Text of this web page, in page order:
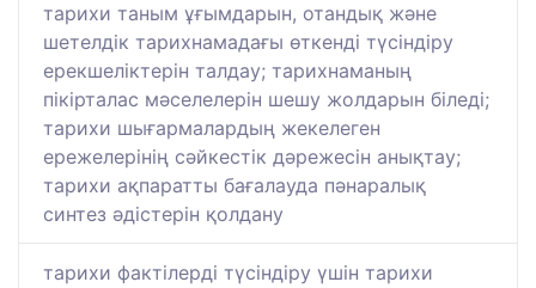
тарихи таным ұғымдарын, отандық және
шетелдік тарихнамадағы өткенді түсіндіру
ерекшеліктерін талдау; тарихнаманың
пікірталас мәселелерін шешу жолдарын біледі;
тарихи шығармалардың жекелеген
ережелерінің сәйкестік дәрежесін анықтау;
тарихи ақпаратты бағалауда пәнаралық
синтез әдістерін қолдану
тарихи фактілерді түсіндіру үшін тарихи